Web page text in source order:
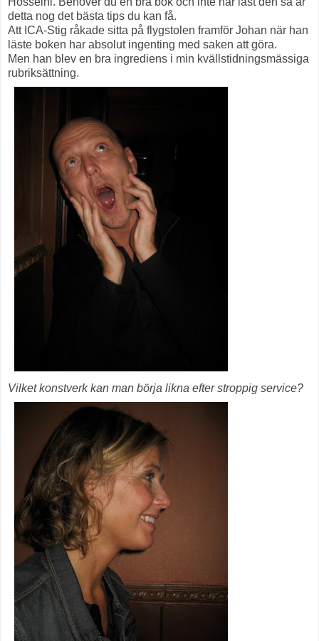
detta nog det bästa tips du kan få.
Att ICA-Stig råkade sitta på flygstolen framför Johan när han
läste boken har absolut ingenting med saken att göra.
Men han blev en bra ingrediens i min kvällstidningsmässiga
rubriksättning.
Vilket konstverk kan man börja likna efter stroppig service?